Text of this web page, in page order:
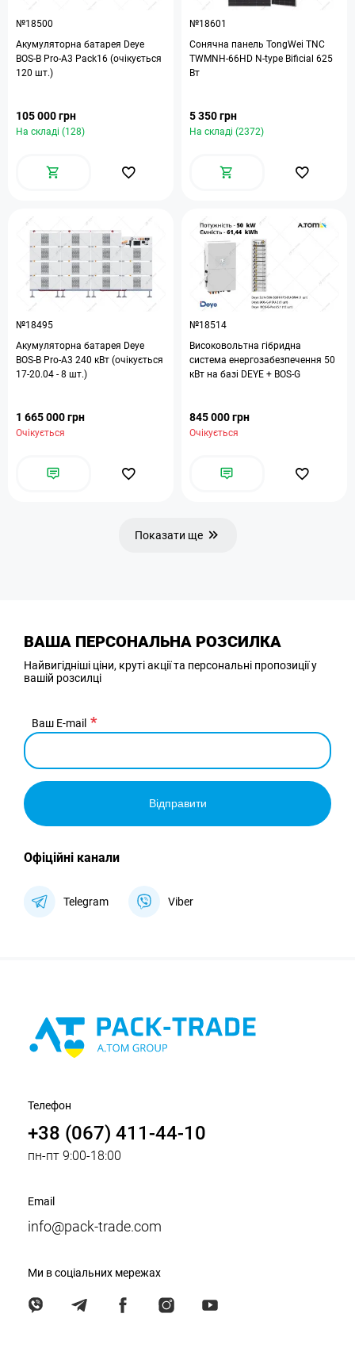
№18500
Акумуляторна батарея Deye
BOS-B Pro-A3 Pack16 (очікується
120 шт.)
105 000 грн
На складі (128)
№18601
Сонячна панель TongWei TNC
TWMNH-66HD N-type Bificial 625
Вт
5 350 грн
На складі (2372)
№18495
Акумуляторна батарея Deye
BOS-B Pro-A3 240 кВт (очікується
17-20.04 - 8 шт.)
1 665 000 грн
Очікується
№18514
Високовольтна гібридна
система енергозабезпечення 50
кВт на базі DEYE + BOS-G
845 000 грн
Очікується
Показати ще
ВАША ПЕРСОНАЛЬНА РОЗСИЛКА
Найвигідніші ціни, круті акції та персональні пропозиції у
вашій розсилці
Ваш E-mail
Відправити
Офіційні канали
Telegram Viber
Телефон
+38 (067) 411-44-10
пн-пт 9:00-18:00
Email
info@pack-trade.com
Ми в соціальних мережах